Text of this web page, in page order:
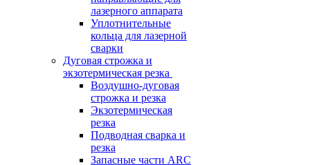
лазерного аппарата
Уплотнительные
кольца для лазерной
сварки
Дуговая строжка и
экзотермическая резка
Воздушно-дуговая
строжка и резка
Экзотермическая
резка
Подводная сварка и
резка
Запасные части ARC